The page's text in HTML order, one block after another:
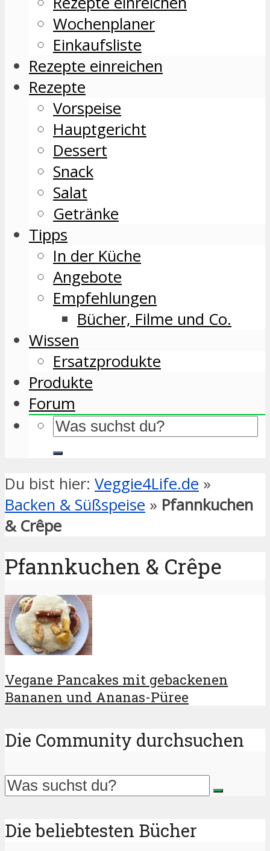
Wochenplaner
Einkaufsliste
Rezepte einreichen
Rezepte
Vorspeise
Hauptgericht
Dessert
Snack
Salat
Getränke
Tipps
In der Küche
Angebote
Empfehlungen
Bücher, Filme und Co.
Wissen
Ersatzprodukte
Produkte
Forum
Du bist hier: Veggie4Life.de »
Backen & Süßspeise » Pfannkuchen
& Crêpe
Pfannkuchen & Crêpe
Vegane Pancakes mit gebackenen
Bananen und Ananas-Püree
Die Community durchsuchen
Die beliebtesten Bücher